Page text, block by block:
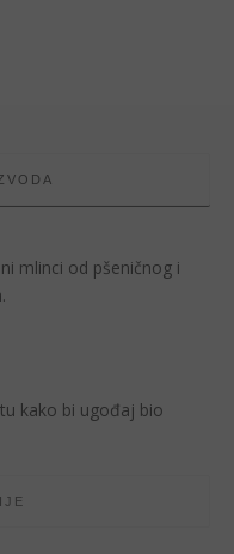
mlinci od pšeničnog i
kako bi ugođaj bio